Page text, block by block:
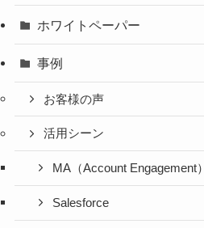
ホワイトペーパー
事例
お客様の声
活用シーン
MA（Account Engagement）
Salesforce